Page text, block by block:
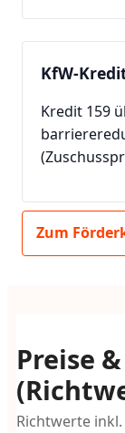
KfW-
Kredit 159
Zum
Preise
Richtwerte